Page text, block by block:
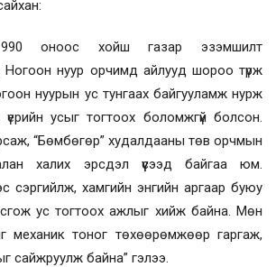
1990 оноос хойш газар эзэмшилт
Ногоон нуур орчимд айлууд шороо түрж
нуурын ус тунгаах байгууламж нурж
усыг тогтоох боломжгүй болсон.
“Бөмбөгөр” худалдааны төв орчмын
халих эрсдэл үүсээд байгаа юм.
сэргийлж, хамгийн энгийн аргаар буюу
ус тогтоох ажлыг хийж байна. Мөн
механик тоног төхөөрөмжөөр гаргаж,
сайжруулж байна” гэлээ.